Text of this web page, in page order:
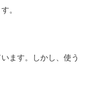
。
ます。しかし、使う